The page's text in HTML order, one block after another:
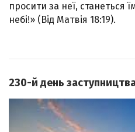
просити за неї, станеться
небі!» (Від Матвія 18:19).
230-й день